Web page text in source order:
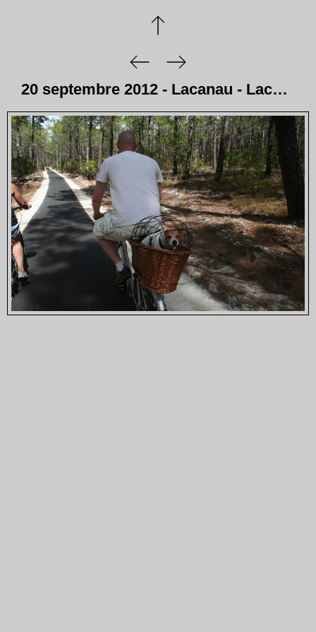
20 septembre 2012 - Lacanau - Lacanau - Lac d'Hourtin